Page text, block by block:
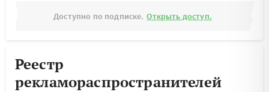
Доступно по подписке. Открыть доступ.
Реестр
рекламораспространителей